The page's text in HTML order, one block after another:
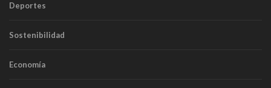
Deportes
Sostenibilidad
Economía